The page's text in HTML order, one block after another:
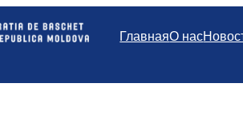
ГлавнаяО нас